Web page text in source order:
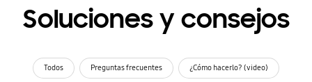
Soluciones y consejos
Todos Preguntas frecuentes ¿Cómo hacerlo? (video)